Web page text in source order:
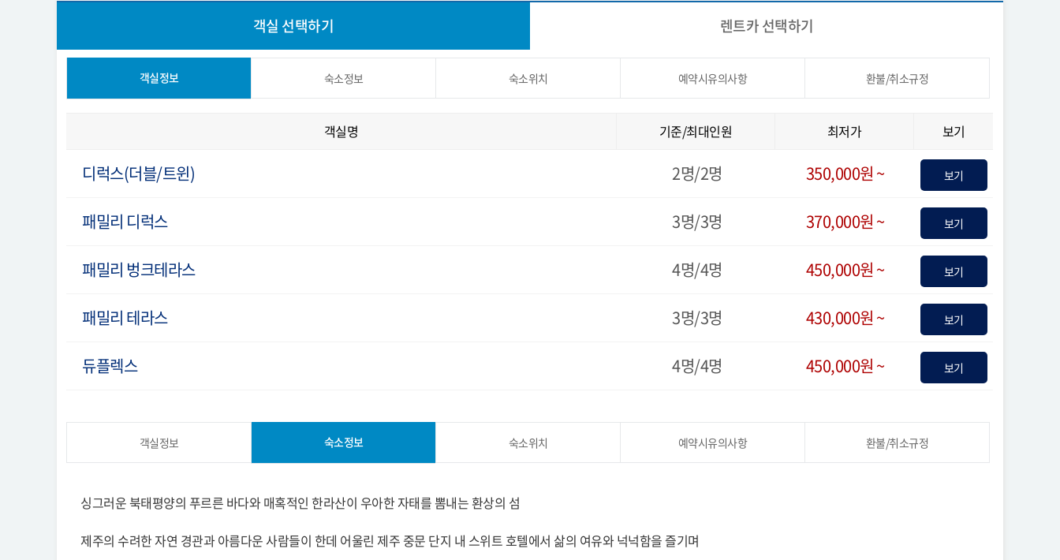
객실 선택하기 렌트카 선택하기
객실정보 숙소정보 숙소위치 예약시유의사항 환불/취소규정
객실명 기준/최대인원 최저가 보기
디럭스(더블/트윈) 2명/2명 350,000원 ~ 보기
패밀리 디럭스 3명/3명 370,000원 ~ 보기
패밀리 벙크테라스 4명/4명 450,000원 ~ 보기
패밀리 테라스 3명/3명 430,000원 ~ 보기
듀플렉스 4명/4명 450,000원 ~ 보기
객실정보 숙소정보 숙소위치 예약시유의사항 환불/취소규정
싱그러운 북태평양의 푸르른 바다와 매혹적인 한라산이 우아한 자태를 뽐내는 환상의 섬
제주의 수려한 자연 경관과 아름다운 사람들이 한데 어울린 제주 중문 단지 내 스위트 호텔에서 삶의 여유와 넉넉함을 즐기며